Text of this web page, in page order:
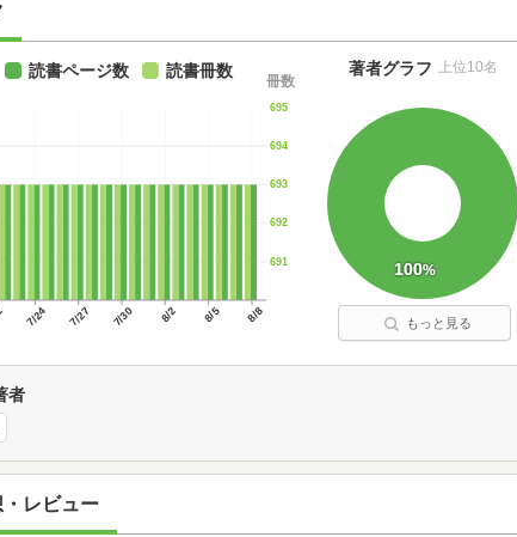
7/24 7/27 7/30 8/2 8/5 8/8
691
692
693
694
695
冊数
読書ページ数 読書冊数
100%
著者グラフ 上位10名
もっと見る
者
レビュー